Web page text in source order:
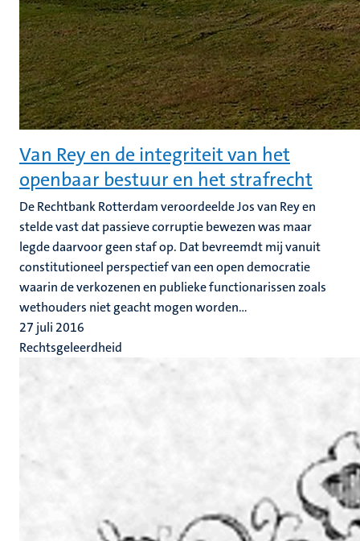
Van Rey en de integriteit van het
openbaar bestuur en het strafrecht
De Rechtbank Rotterdam veroordeelde Jos van Rey en
stelde vast dat passieve corruptie bewezen was maar
legde daarvoor geen staf op. Dat bevreemdt mij vanuit
constitutioneel perspectief van een open democratie
waarin de verkozenen en publieke functionarissen zoals
wethouders niet geacht mogen worden...
27 juli 2016
Rechtsgeleerdheid